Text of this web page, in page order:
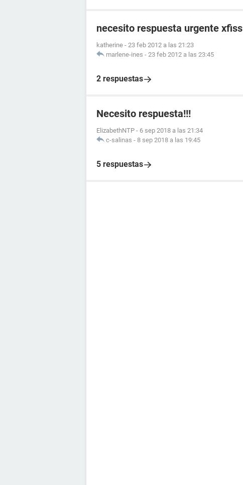
necesito respuesta urgente xfiss
katherine - 23 feb 2012 a las 21:23
marlene-ines - 23 feb 2012 a las 23:45
2 respuestas
Necesito respuesta!!!
ElizabethNTP - 6 sep 2018 a las 21:34
c-salinas - 8 sep 2018 a las 19:45
5 respuestas